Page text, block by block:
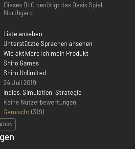
Dieses DLC benötigt das Basis Spiel
Northgard
Liste ansehen
Unterstützte Sprachen ansehen
Wie aktiviere ich mein Produkt
Shiro Games
Shiro Unlimited
24 Juli 2019
Indies, Simulation, Strategie
Keine Nutzerbewertungen
Gemischt (319)